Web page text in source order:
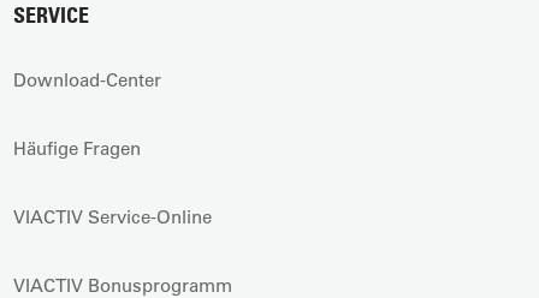
SERVICE
Download-Center
Häufige Fragen
VIACTIV Service-Online
VIACTIV Bonusprogramm